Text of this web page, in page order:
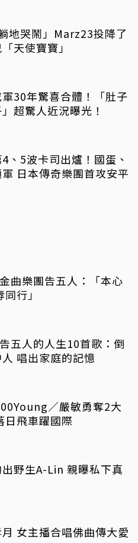
地哭鬧」Marz23投降了
天使寶寶」
30年驚喜合體！「肚子
超驚人近況曝光！
、5波卡司出爐！國蛋、
日本傳奇樂團首攻安平
曲樂團告五人：「本心
行」
五人的人生10首歌：倒
唱出家庭的記憶
／嚴敏勇奪2大
日飛車躍國際
野生A-Lin 親曝私下真
七月教孝月 女主播合唱佛曲傳大愛